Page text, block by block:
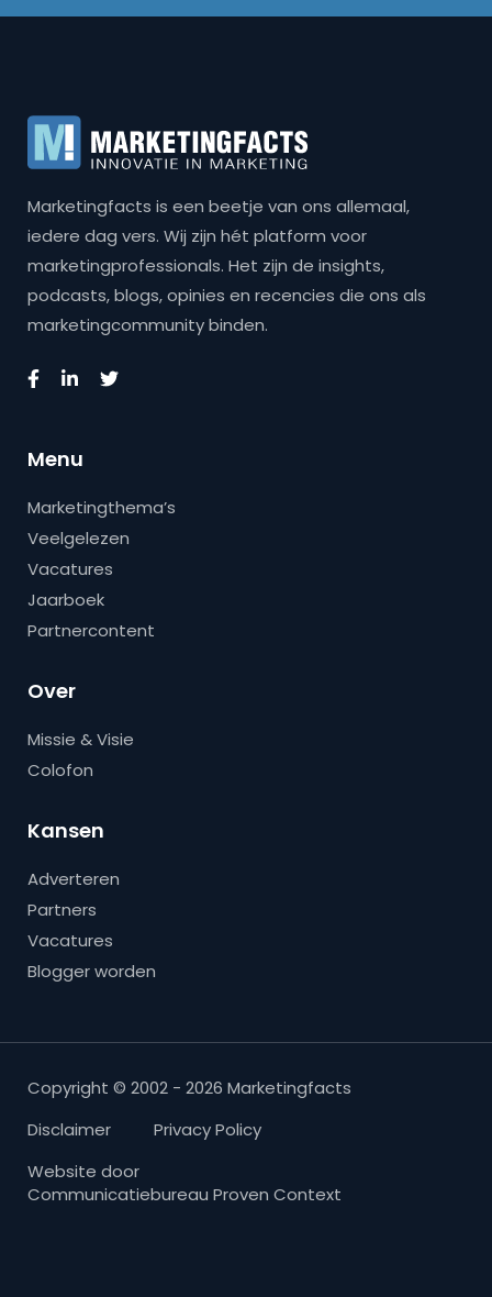
Marketingfacts is een beetje van ons allemaal,
iedere dag vers. Wij zijn hét platform voor
marketingprofessionals. Het zijn de insights,
podcasts, blogs, opinies en recencies die ons als
marketingcommunity binden.
Menu
Marketingthema’s
Veelgelezen
Vacatures
Jaarboek
Partnercontent
Over
Missie & Visie
Colofon
Kansen
Adverteren
Partners
Vacatures
Blogger worden
Copyright © 2002 - 2026 Marketingfacts
Disclaimer
Privacy Policy
Website door
Communicatiebureau Proven Context